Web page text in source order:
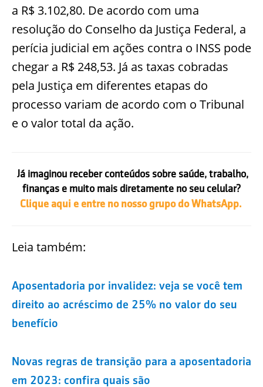
a R$ 3.102,80. De acordo com uma
resolução do Conselho da Justiça Federal, a
perícia judicial em ações contra o INSS pode
chegar a R$ 248,53. Já as taxas cobradas
pela Justiça em diferentes etapas do
processo variam de acordo com o Tribunal
e o valor total da ação.
Já imaginou receber conteúdos sobre saúde, trabalho,
finanças e muito mais diretamente no seu celular?
Clique aqui e entre no nosso grupo do WhatsApp.
Leia também:
Aposentadoria por invalidez: veja se você tem
direito ao acréscimo de 25% no valor do seu
benefício
Novas regras de transição para a aposentadoria
em 2023: confira quais são